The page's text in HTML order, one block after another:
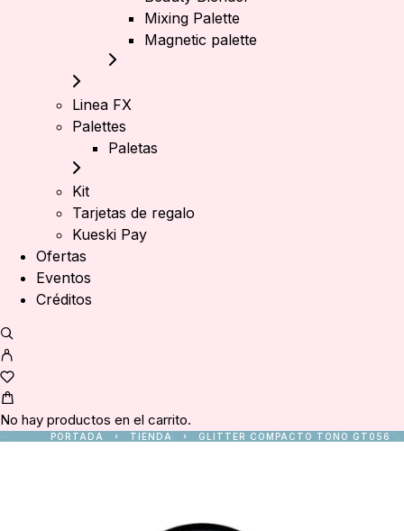
Mixing Palette
Magnetic palette
Linea FX
Palettes
Paletas
Kit
Tarjetas de regalo
Kueski Pay
Ofertas
Eventos
Créditos
No hay productos en el carrito.
PORTADA TIENDA GLITTER COMPACTO TONO GT056